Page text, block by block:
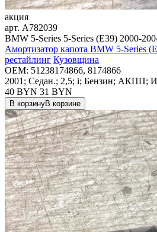
акция
арт. A782039
BMW 5-Series 5-Series (E39) 2000-
Амортизатор капота BMW 5-Series
рестайлинг Кузовщина
OEM: 51238174866, 8174866
2001; Седан.; 2,5; i; Бензин; АКПП;
40 BYN 31 BYN
В корзинуВ корзине